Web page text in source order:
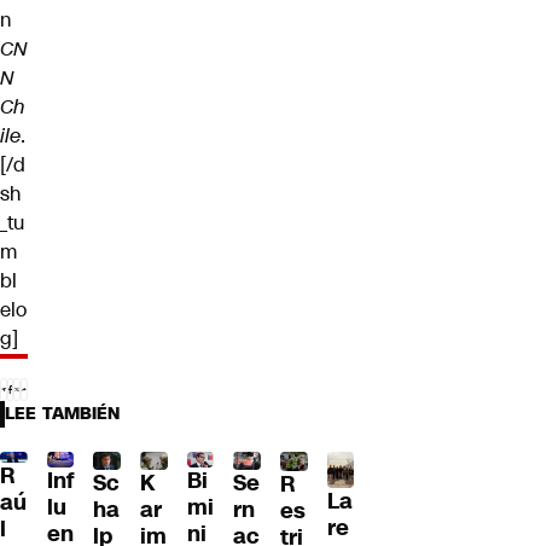
n
CN
N
Ch
ile.
[/d
sh
_tu
m
bl
elo
g]
LEE TAMBIÉN
R
aú
l
Inf
lu
en
Sc
ha
lp
K
ar
im
Bi
mi
ni
Se
rn
ac
R
es
tri
La
re